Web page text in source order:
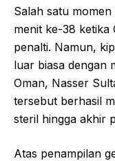
Salah satu
menit ke-38 ketika
penalti. Namun,
luar biasa dengan
Oman, Nasser
tersebut berhasil
steril hingga akhir
Atas penampilan